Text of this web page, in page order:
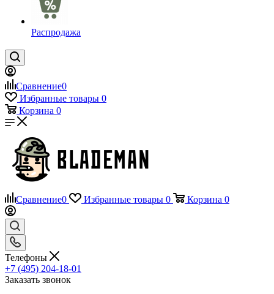
Распродажа
Сравнение0
Избранные товары 0
Корзина 0
Сравнение0 Избранные товары 0 Корзина 0
Телефоны
+7 (495) 204-18-01
Заказать звонок